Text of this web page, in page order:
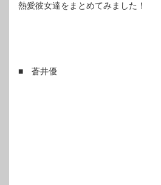
熱愛彼女達をまとめてみました！
■ 蒼井優